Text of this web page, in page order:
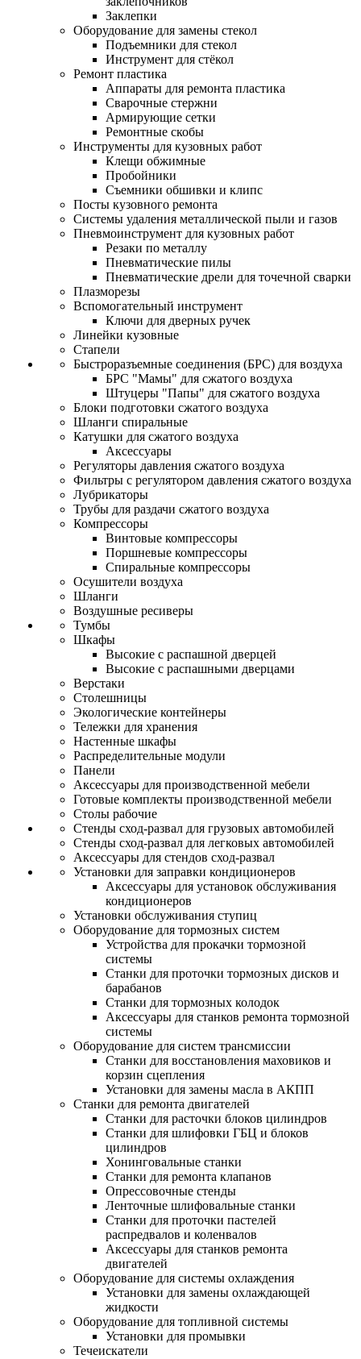
Заклепки
Оборудование для замены стекол
Подъемники для стекол
Инструмент для стёкол
Ремонт пластика
Аппараты для ремонта пластика
Сварочные стержни
Армирующие сетки
Ремонтные скобы
Инструменты для кузовных работ
Клещи обжимные
Пробойники
Съемники обшивки и клипс
Посты кузовного ремонта
Системы удаления металлической пыли и газов
Пневмоинструмент для кузовных работ
Резаки по металлу
Пневматические пилы
Пневматические дрели для точечной сварки
Плазморезы
Вспомогательный инструмент
Ключи для дверных ручек
Линейки кузовные
Стапели
Быстроразъемные соединения (БРС) для воздуха
БРС "Мамы" для сжатого воздуха
Штуцеры "Папы" для сжатого воздуха
Блоки подготовки сжатого воздуха
Шланги спиральные
Катушки для сжатого воздуха
Аксессуары
Регуляторы давления сжатого воздуха
Фильтры с регулятором давления сжатого воздуха
Лубрикаторы
Трубы для раздачи сжатого воздуха
Компрессоры
Винтовые компрессоры
Поршневые компрессоры
Спиральные компрессоры
Осушители воздуха
Шланги
Воздушные ресиверы
Тумбы
Шкафы
Высокие с распашной дверцей
Высокие с распашными дверцами
Верстаки
Столешницы
Экологические контейнеры
Тележки для хранения
Настенные шкафы
Распределительные модули
Панели
Аксессуары для производственной мебели
Готовые комплекты производственной мебели
Столы рабочие
Стенды сход-развал для грузовых автомобилей
Стенды сход-развал для легковых автомобилей
Аксессуары для стендов сход-развал
Установки для заправки кондиционеров
Аксессуары для установок обслуживания
кондиционеров
Установки обслуживания ступиц
Оборудование для тормозных систем
Устройства для прокачки тормозной
системы
Станки для проточки тормозных дисков и
барабанов
Станки для тормозных колодок
Аксессуары для станков ремонта тормозной
системы
Оборудование для систем трансмиссии
Станки для восстановления маховиков и
корзин сцепления
Установки для замены масла в АКПП
Станки для ремонта двигателей
Станки для расточки блоков цилиндров
Станки для шлифовки ГБЦ и блоков
цилиндров
Хонинговальные станки
Станки для ремонта клапанов
Опрессовочные стенды
Ленточные шлифовальные станки
Станки для проточки пастелей
распредвалов и коленвалов
Аксессуары для станков ремонта
двигателей
Оборудование для системы охлаждения
Установки для замены охлаждающей
жидкости
Оборудование для топливной системы
Установки для промывки
Течеискатели